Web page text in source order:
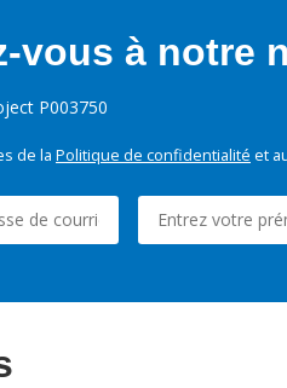
vous à notre
P003750
de la Politique de confidentialité et